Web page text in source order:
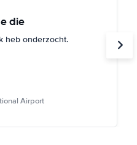
die
heb onderzocht.
Airport